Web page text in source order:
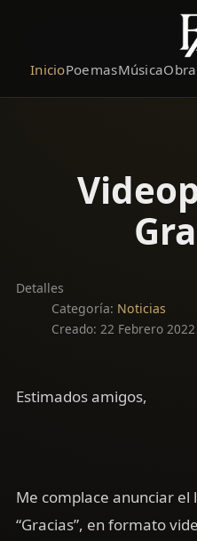
InicioPoemasMúsica
Detalles
Categoría: Noticias
Creado: 22 Febrero 2022
Estimados amigos,
Me complace anunciar
“Gracias”, en formato